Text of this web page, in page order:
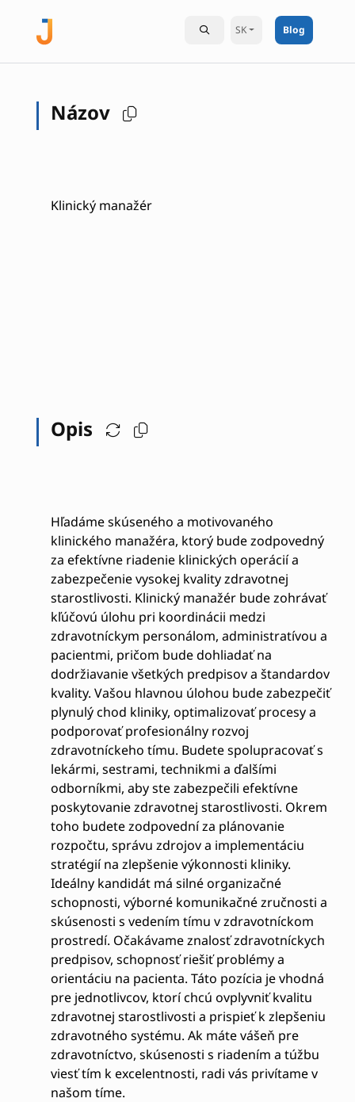
SK Blog
Názov
Klinický manažér
Opis
Hľadáme skúseného a motivovaného
klinického manažéra, ktorý bude zodpovedný
za efektívne riadenie klinických operácií a
zabezpečenie vysokej kvality zdravotnej
starostlivosti. Klinický manažér bude zohrávať
kľúčovú úlohu pri koordinácii medzi
zdravotníckym personálom, administratívou a
pacientmi, pričom bude dohliadať na
dodržiavanie všetkých predpisov a štandardov
kvality. Vašou hlavnou úlohou bude zabezpečiť
plynulý chod kliniky, optimalizovať procesy a
podporovať profesionálny rozvoj
zdravotníckeho tímu. Budete spolupracovať s
lekármi, sestrami, technikmi a ďalšími
odborníkmi, aby ste zabezpečili efektívne
poskytovanie zdravotnej starostlivosti. Okrem
toho budete zodpovední za plánovanie
rozpočtu, správu zdrojov a implementáciu
stratégií na zlepšenie výkonnosti kliniky.
Ideálny kandidát má silné organizačné
schopnosti, výborné komunikačné zručnosti a
skúsenosti s vedením tímu v zdravotníckom
prostredí. Očakávame znalosť zdravotníckych
predpisov, schopnosť riešiť problémy a
orientáciu na pacienta. Táto pozícia je vhodná
pre jednotlivcov, ktorí chcú ovplyvniť kvalitu
zdravotnej starostlivosti a prispieť k zlepšeniu
zdravotného systému. Ak máte vášeň pre
zdravotníctvo, skúsenosti s riadením a túžbu
viesť tím k excelentnosti, radi vás privítame v
našom tíme.